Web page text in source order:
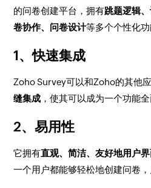
的问卷创建平台，拥有跳题逻辑
卷协作、问卷设计等多个个性化功
1、快速集成
Zoho Survey可以和Zoho的其他
缝集成 ，使其可以成为一个功能
2、易用性
它拥有直观、简洁、友好地用户
一个用户都能够轻松地创建问卷，